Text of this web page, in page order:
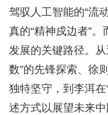
驾驭人工智能的“流
真的“精神戍边者”
发展的关键路径。
数”的先锋探索、徐
独特坚守，到李洱在
述方式以展望未来